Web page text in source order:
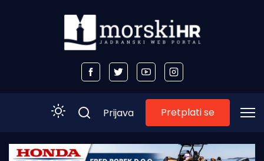
Početna
Prijava Pretplati se